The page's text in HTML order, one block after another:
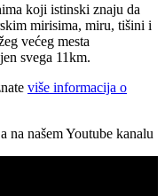
koji istinski znaju da
mirisima, miru, tišini i
većeg mesta
svega 11km.
više informacija o
na našem Youtube kanalu